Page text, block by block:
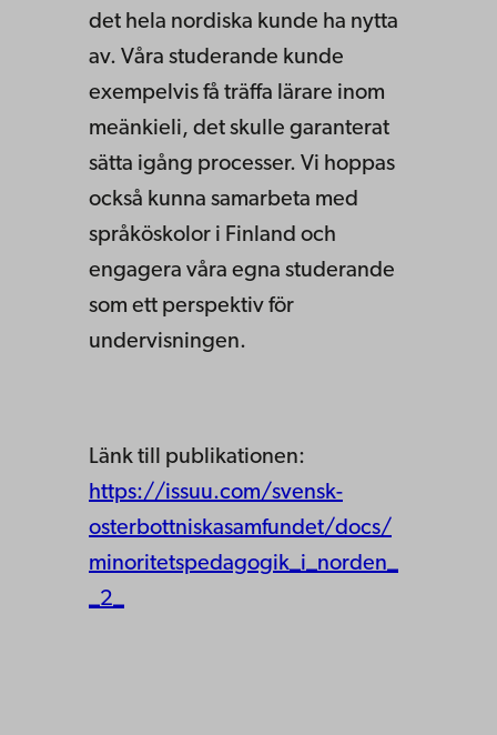
det hela nordiska kunde ha nytta
av. Våra studerande kunde
exempelvis få träffa lärare inom
meänkieli, det skulle garanterat
sätta igång processer. Vi hoppas
också kunna samarbeta med
språköskolor i Finland och
engagera våra egna studerande
som ett perspektiv för
undervisningen.
Länk till publikationen:
https://issuu.com/svensk-
osterbottniskasamfundet/docs/
minoritetspedagogik_i_norden_
_2_